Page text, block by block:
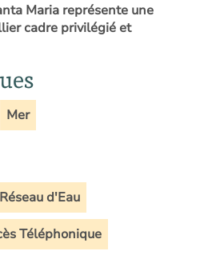
Maria représente une
cadre privilégié et
Mer
Réseau d'Eau
Téléphonique